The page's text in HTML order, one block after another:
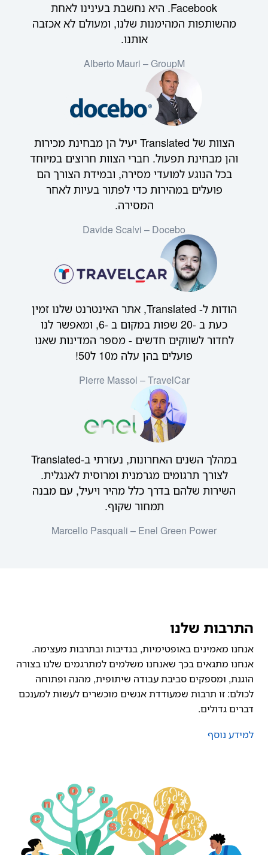
Facebook. היא נחשבת בעינינו לאחת
מהשותפות המהימנות שלנו, ומעולם לא אכזבה
אותנו.
Alberto Mauri – GroupM
הצוות של Translated יעיל הן מבחינת מכירות
והן מבחינת תפעול. חברי הצוות חרוצים במיוחד
בכל הנוגע למועדי מסירה, ובמידת הצורך הם
פועלים במהירות כדי לפתור בעיות לאחר
המסירה.
Davide Scalvi – Docebo
הודות ל- Translated, אתר האינטרנט שלנו זמין
כעת ב -20 שפות במקום ב -6, ומאפשר לנו
לחדור לשווקים חדשים - מספר המדינות שאנו
פועלים בהן עלה מ10 ל50!
Pierre Massol – TravelCar
במהלך השנים האחרונות, נעזרתי ב-Translated
לצורך תרגומים מגרמנית ומרוסית לאנגלית.
השירות שלהם בדרך כלל מהיר ויעיל, עם מבנה
תמחור שקוף.
Marcello Pasquali – Enel Green Power
התרבות שלנו
אנחנו מאמינים באופטימיות, בנדיבות ובתרבות מעצימה.
אנחנו מתגאים בכך שאנחנו משלמים למתרגמים שלנו בצורה
הוגנת, ומספקים סביבת עבודה שיתופית, מהנה ופתוחה
לכולם: זו תרבות שמעודדת אנשים מוכשרים לעשות למענכם
דברים גדולים.
למידע נוסף